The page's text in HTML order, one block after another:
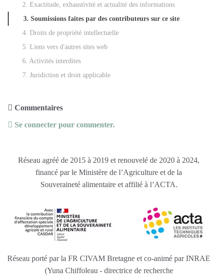
2. Exactitude, exhaustivité et actualité des informations
3. Soumissions faites par des contributeurs sur ce site
4. Droits de propriété intellectuelle
5. Liens vers d'autres sites web
6. Activités interdites
7. Juridiction et droit applicable
Commentaires
Se connecter pour commenter.
Réseau agréé de 2015 à 2019 et renouvelé de 2020 à 2024,
financé par le Ministère de l’Agriculture et de la
Souveraineté alimentaire et affilié à l’ACTA.
Réseau porté par la FR CIVAM Bretagne et co-animé par INRAE
(Yuna Chiffoleau - directrice de recherche